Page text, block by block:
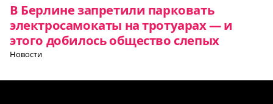
В Берлине запретили парковать
электросамокаты на тротуарах — и
этого добилось общество слепых
Новости